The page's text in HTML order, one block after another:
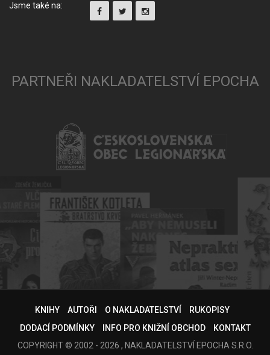
Jsme také na:
PARTNEŘI NAKLADATELSTVÍ EPOCHA
KNIHY AUTOŘI O NAKLADATELSTVÍ
RUKOPISY
DODACÍ PODMÍNKY
INFO PRO KNIŽNÍ OBCHOD
KONTAKT
COPYRIGHT © 2002 - 2026 , NAKLADATELSTVÍ EPOCHA S.R.O.